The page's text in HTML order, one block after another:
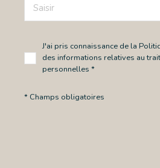
J'ai pris connaissance de la
des informations relatives au
personnelles *
* Champs obligatoires